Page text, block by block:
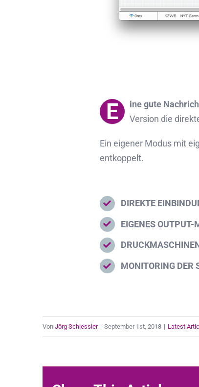
E ine gute
Version die
Ein eigener Modus mit
entkoppelt.
DIREKTE
EIGENES
MONITORING DER
Von Jörg Schiessler | September 1st, 2018 | Latest